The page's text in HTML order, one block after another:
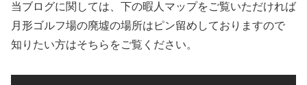
当ブログに関しては、下の暇人マップをご覧いただければ
月形ゴルフ場の廃墟の場所はピン留めしておりますので
知りたい方はそちらをご覧ください。